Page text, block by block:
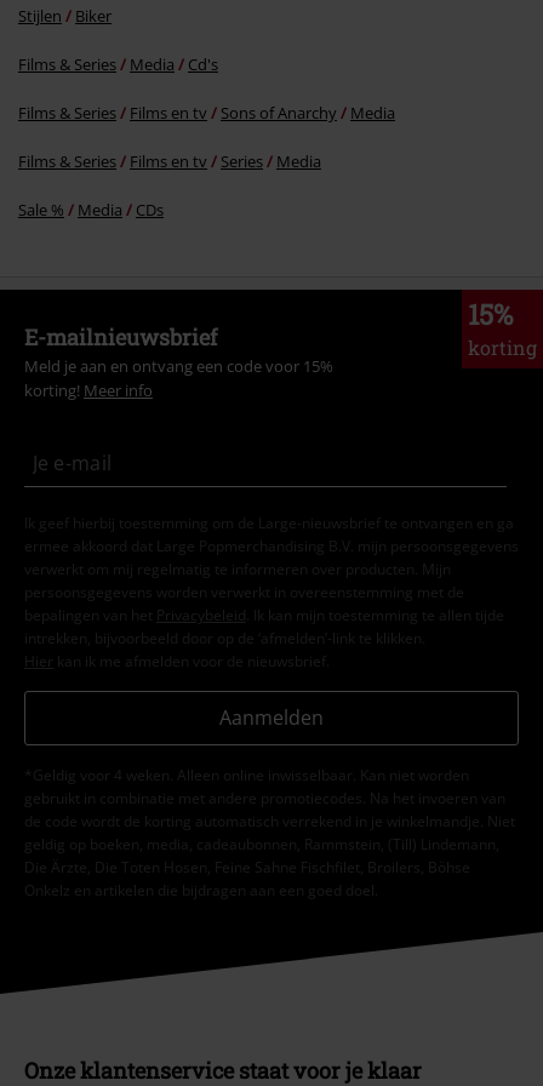
Stijlen Biker
Films & Series Media Cd's
Films & Series Films en tv Sons of Anarchy Media
Films & Series Films en tv Series Media
Sale % Media CDs
15%
korting
E-mailnieuwsbrief
Meld je aan en ontvang een code voor 15%
korting! Meer info
Ik geef hierbij toestemming om de Large-nieuwsbrief te ontvangen en ga
ermee akkoord dat Large Popmerchandising B.V. mijn persoonsgegevens
verwerkt om mij regelmatig te informeren over producten. Mijn
persoonsgegevens worden verwerkt in overeenstemming met de
bepalingen van het
Privacybeleid . Ik kan mijn toestemming te allen tijde
intrekken, bijvoorbeeld door op de ‘afmelden’-link te klikken.
Hier kan ik me afmelden voor de nieuwsbrief.
Aanmelden
*Geldig voor 4 weken. Alleen online inwisselbaar. Kan niet worden
gebruikt in combinatie met andere promotiecodes. Na het invoeren van
de code wordt de korting automatisch verrekend in je winkelmandje. Niet
geldig op boeken, media, cadeaubonnen, Rammstein, (Till) Lindemann,
Die Ärzte, Die Toten Hosen, Feine Sahne Fischfilet, Broilers, Böhse
Onkelz en artikelen die bijdragen aan een goed doel.
Onze klantenservice staat voor je klaar